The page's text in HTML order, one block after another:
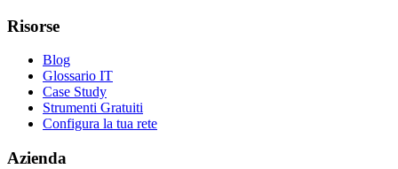
Risorse
Blog
Glossario IT
Case Study
Strumenti Gratuiti
Configura la tua rete
Azienda